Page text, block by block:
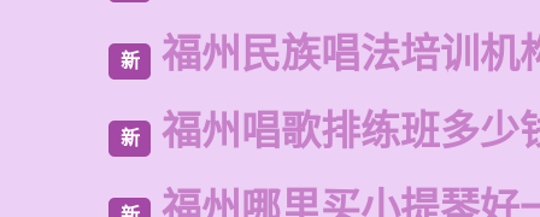
新 福州民族唱法培训机
新 福州唱歌排练班多少
福州哪里买小提琴好